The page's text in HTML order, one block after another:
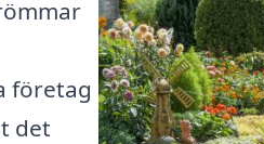
företag
det